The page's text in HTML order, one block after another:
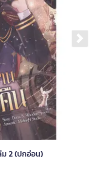
ม 2 (ปกอ่อน)